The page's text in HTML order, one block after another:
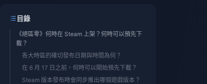
目錄
《絕區零》何時在 Steam 上架？何時可以預先下
載？
各大時區的確切發布日期與時間為何？
在 6 月 17 日之前，何時可以開始預先下載？
Steam 版本發布時會同步推出哪個遊戲版本？